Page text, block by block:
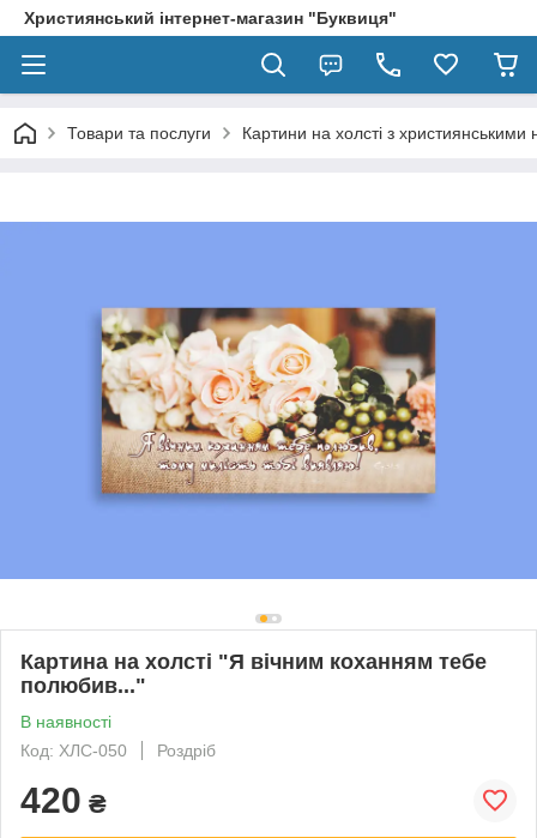
Християнський інтернет-магазин "Буквиця"
Товари та послуги Картини на холсті з християнськими
Картина на холсті "Я вічним коханням тебе
полюбив..."
В наявності
Код: ХЛС-050
Роздріб
420 ₴